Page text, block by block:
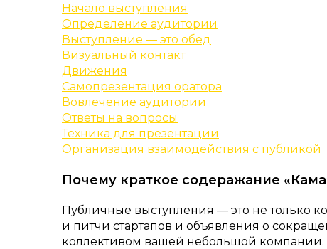
Начало выступления
Определение аудитории
Выступление — это обед
Визуальный контакт
Движения
Самопрезентация оратора
Вовлечение аудитории
Ответы на вопросы
Техника для презентации
Организация взаимодействия с публикой
Почему краткое содеражание
Публичные выступления — это не только
и питчи стартапов и объявления о
коллективом вашей небольшой компании.